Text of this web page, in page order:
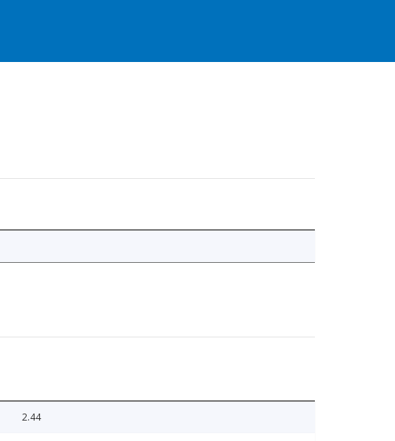
2.44